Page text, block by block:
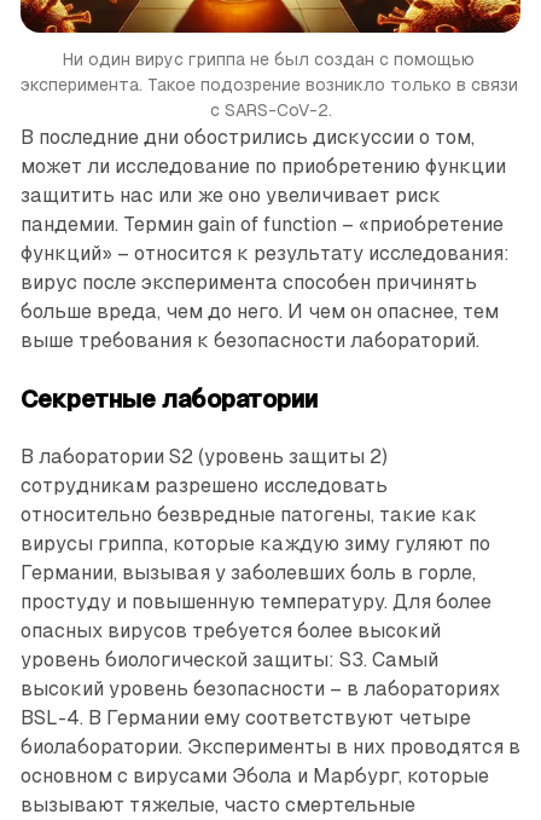
Ни один вирус гриппа не был создан с помощью
эксперимента. Такое подозрение возникло только в связи
с SARS-CoV-2.
В последние дни обострились дискуссии о том,
может ли исследование по приобретению функции
защитить нас или же оно увеличивает риск
пандемии. Термин gain of function – «приобретение
функций» – относится к результату исследования:
вирус после эксперимента способен причинять
больше вреда, чем до него. И чем он опаснее, тем
выше требования к безопасности лабораторий.
Секретные лаборатории
В лаборатории S2 (уровень защиты 2)
сотрудникам разрешено исследовать
относительно безвредные патогены, такие как
вирусы гриппа, которые каждую зиму гуляют по
Германии, вызывая у заболевших боль в горле,
простуду и повышенную температуру. Для более
опасных вирусов требуется более высокий
уровень биологической защиты: S3. Самый
высокий уровень безопасности – в лабораториях
BSL-4. В Германии ему соответствуют четыре
биолаборатории. Эксперименты в них проводятся в
основном с вирусами Эбола и Марбург, которые
вызывают тяжелые, часто смертельные